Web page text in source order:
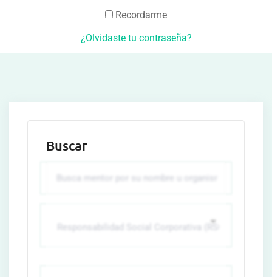
Recordarme
¿Olvidaste tu contraseña?
Buscar